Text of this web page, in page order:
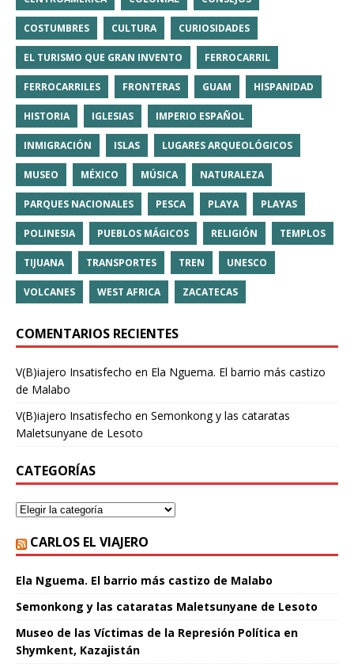
COSTUMBRES CULTURA CURIOSIDADES
EL TURISMO QUE GRAN INVENTO FERROCARRIL
FERROCARRILES FRONTERAS GUAM HISPANIDAD
HISTORIA IGLESIAS IMPERIO ESPAÑOL
INMIGRACIÓN ISLAS LUGARES ARQUEOLÓGICOS
MUSEO MÉXICO MÚSICA NATURALEZA
PARQUES NACIONALES PESCA PLAYA PLAYAS
POLINESIA PUEBLOS MÁGICOS RELIGIÓN TEMPLOS
TIJUANA TRANSPORTES TREN UNESCO
VOLCANES WEST AFRICA ZACATECAS
COMENTARIOS RECIENTES
V(B)iajero Insatisfecho en Ela Nguema. El barrio más castizo
de Malabo
V(B)iajero Insatisfecho en Semonkong y las cataratas
Maletsunyane de Lesoto
CATEGORÍAS
CARLOS EL VIAJERO
Ela Nguema. El barrio más castizo de Malabo
Semonkong y las cataratas Maletsunyane de Lesoto
Museo de las Víctimas de la Represión Política en
Shymkent, Kazajistán